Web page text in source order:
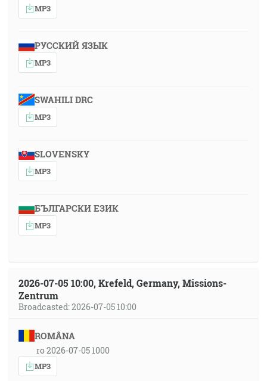
MP3
РУССКИЙ ЯЗЫК
MP3
SWAHILI DRC
MP3
SLOVENSKY
MP3
БЪЛГАРСКИ ЕЗИК
MP3
2026-07-05 10:00, Krefeld, Germany, Missions-
Zentrum
Broadcasted: 2026-07-05 10:00
ROMÂNA
ro 2026-07-05 1000
MP3